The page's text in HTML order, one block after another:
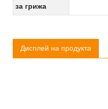
за грижа
Дисплей на продукта